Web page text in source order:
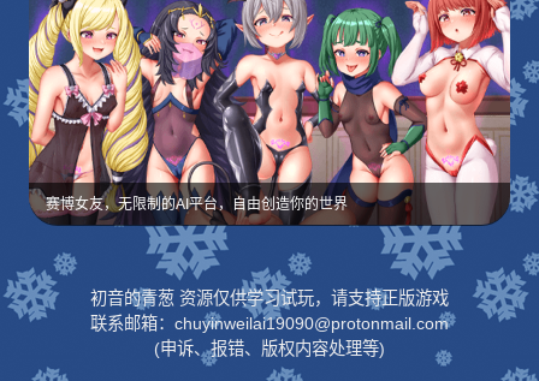
赛博女友，无限制的AI平台，自由创造你的世界
初音的青葱 资源仅供学习试玩，请支持正版游戏
联系邮箱：chuyinweilai19090@protonmail.com
(申诉、报错、版权内容处理等)